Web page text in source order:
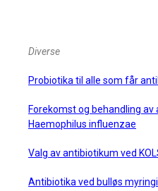
Diverse
Probiotika til alle som får
Forekomst og behandling
Haemophilus influenzae
Valg av antibiotikum ved
Antibiotika ved bulløs